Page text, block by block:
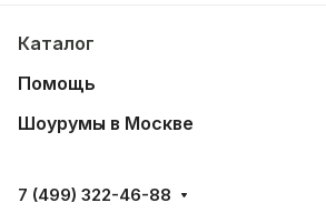
Каталог
Помощь
Шоурумы в Москве
7 (499) 322-46-88